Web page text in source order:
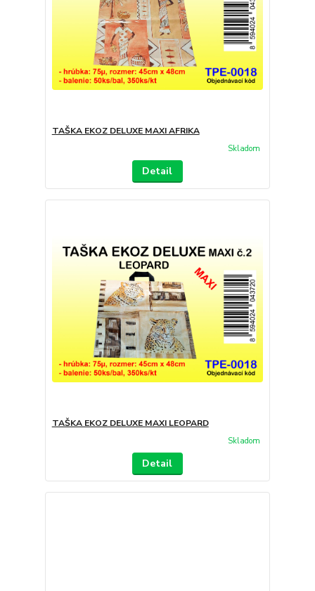
TAŠKA EKOZ DELUXE MAXI AFRIKA
Skladom
Detail
TAŠKA EKOZ DELUXE MAXI LEOPARD
Skladom
Detail